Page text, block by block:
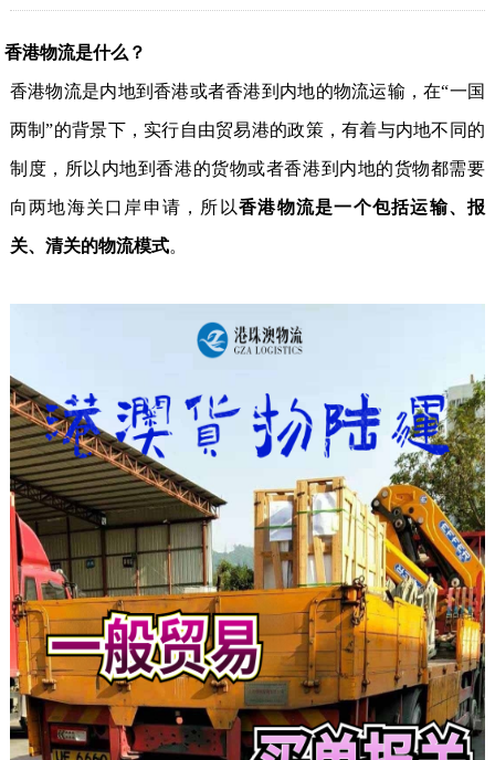
香港物流是什么？
香港物流是内地到香港或者香港到内地的物流运输，在“一国
两制”的背景下，实行自由贸易港的政策，有着与内地不同的
制度，所以内地到香港的货物或者香港到内地的货物都需要
向两地海关口岸申请，所以香港物流是一个包括运输、报
关、清关的物流模式。